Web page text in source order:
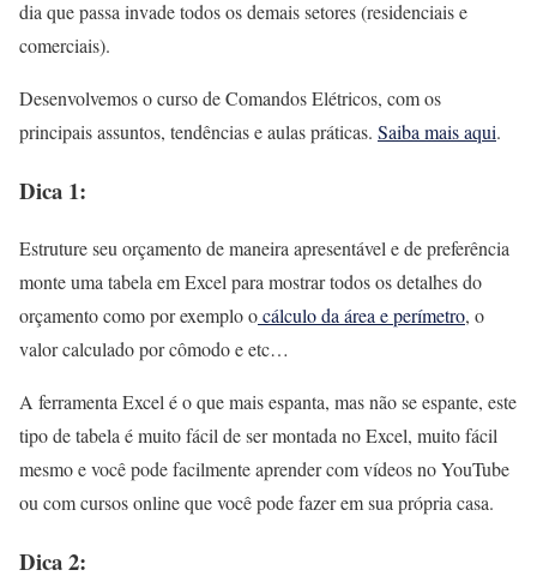
dia que passa invade todos os demais setores (residenciais e
comerciais).
Desenvolvemos o curso de Comandos Elétricos, com os
principais assuntos, tendências e aulas práticas. Saiba mais aqui.
Dica 1:
Estruture seu orçamento de maneira apresentável e de preferência
monte uma tabela em Excel para mostrar todos os detalhes do
orçamento como por exemplo ocálculo da área e perímetro, o
valor calculado por cômodo e etc…
A ferramenta Excel é o que mais espanta, mas não se espante, este
tipo de tabela é muito fácil de ser montada no Excel, muito fácil
mesmo e você pode facilmente aprender com vídeos no YouTube
ou com cursos online que você pode fazer em sua própria casa.
Dica 2: